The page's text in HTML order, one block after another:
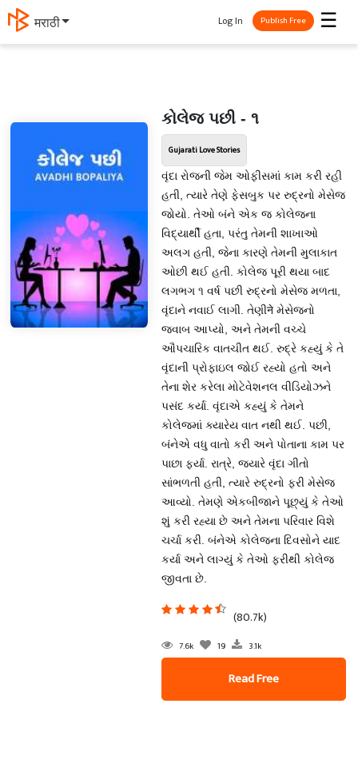
मराठी ☰
Log In Publish Free
કોલેજ પછી - ૧
Gujarati Love Stories
વૃંદા રોજની જેમ ઓફીસમાં કામ કરી રહી
હતી, ત્યારે તેણે ફેસબુક પર રુદ્રનો મેસેજ
જોયો. તેઓ બંને એક જ કોલેજના
વિદ્યાર્થી હતા, પરંતુ તેમની શાખાઓ
અલગ હતી, જેના કારણે તેમની મુલાકાત
ઓછી થઈ હતી. કોલેજ પૂરી થયા બાદ
લગભગ ૧ વર્ષ પછી રુદ્રનો મેસેજ મળતા,
વૃંદાને નવાઈ લાગી. તેણીने મેસેજનો
જવાબ આપ્યો, અને તેમની વચ્ચે
ઔપચારિક વાતચીત થઈ. રુદ્રે કહ્યું કે તે
વૃંદાની પ્રોફાઇલ જોઈ રહ્યો હતો અને
તેના શેર કરેલા મોટેવેશનલ વીડિયોઝને
પસંદ કર્યા. વૃંદાએ કહ્યું કે તેમને
કોલેજમાં ક્યારેય વાત નથી થઈ. પછી,
બંનેએ વધુ વાતો કરી અને પોતાના કામ પર
પાછા ફર્યા. રાત્રે, જ્યારે વૃંદા ગીતો
સાંભળતી હતી, ત્યારે રુદ્રનો ફરી મેસેજ
આવ્યો. તેમણે એકબીજાને પૂછ્યું કે તેઓ
શું કરી રહ્યા છે અને તેમના પરિવાર વિશે
ચર્ચા કરી. બંનેએ કોલેજના દિવસોને યાદ
કર્યા અને લાગ્યું કે તેઓ ફરીથી કોલેજ
જીવતા છે.
(80.7k)
7.6k 19 3.1k
Read Free